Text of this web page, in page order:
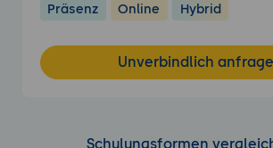
Präsenz Online Hybrid
Unverbindlich
Schulungsformen